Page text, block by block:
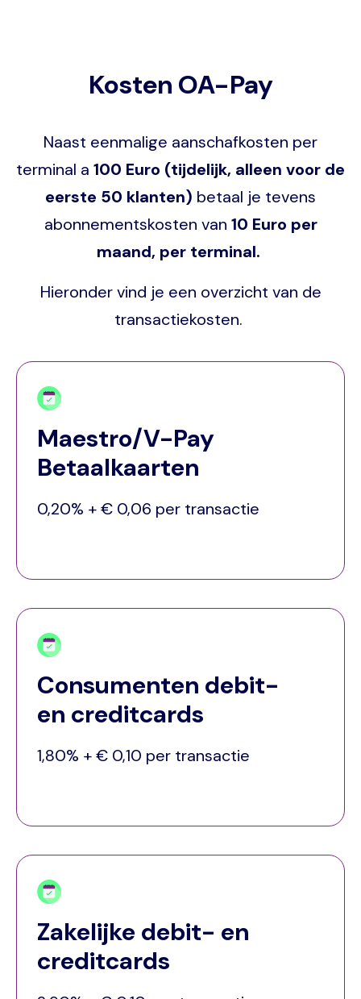
Kosten OA-Pay
Naast eenmalige aanschafkosten per
terminal a 100 Euro (tijdelijk, alleen voor de
eerste 50 klanten) betaal je tevens
abonnementskosten van 10 Euro per
maand, per terminal.
Hieronder vind je een overzicht van de
transactiekosten.
Maestro/V-Pay
Betaalkaarten
0,20% + € 0,06 per transactie
Consumenten debit-
en creditcards
1,80% + € 0,10 per transactie
Zakelijke debit- en
creditcards